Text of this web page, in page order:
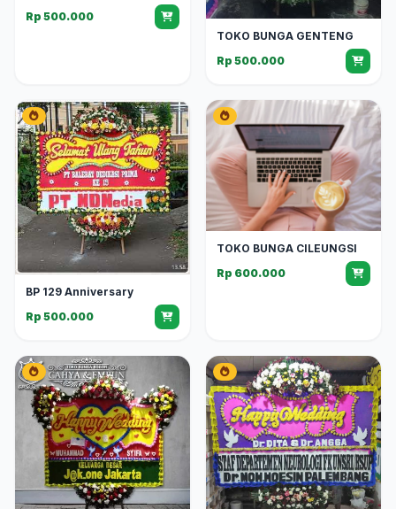
Rp 500.000
TOKO BUNGA GENTENG
Rp 500.000
BP 129 Anniversary
Rp 500.000
TOKO BUNGA CILEUNGSI
Rp 600.000